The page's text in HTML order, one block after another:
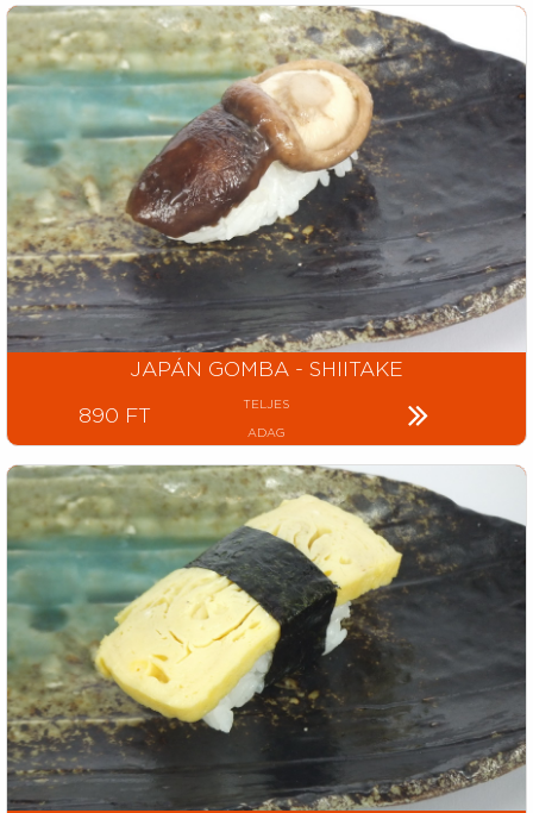
JAPÁN GOMBA - SHIITAKE
890 FT
TELJES
ADAG